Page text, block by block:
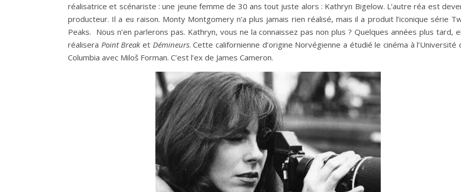
réalisatrice et scénariste : une jeune femme de 30 ans tout juste alors : Kathryn Bigelow. L’autre réa est
producteur. Il a eu raison. Monty Montgomery n’a plus jamais rien réalisé, mais il a produit l’iconique série
Peaks. Nous n’en parlerons pas. Kathryn, vous ne la connaissez pas non plus ? Quelques années plus tard,
réalisera Point Breaket Démineurs. Cette californienne d’origine Norvégienne a étudié le cinéma à l’Université
Columbia avec Miloš Forman. C’est l’ex de James Cameron.